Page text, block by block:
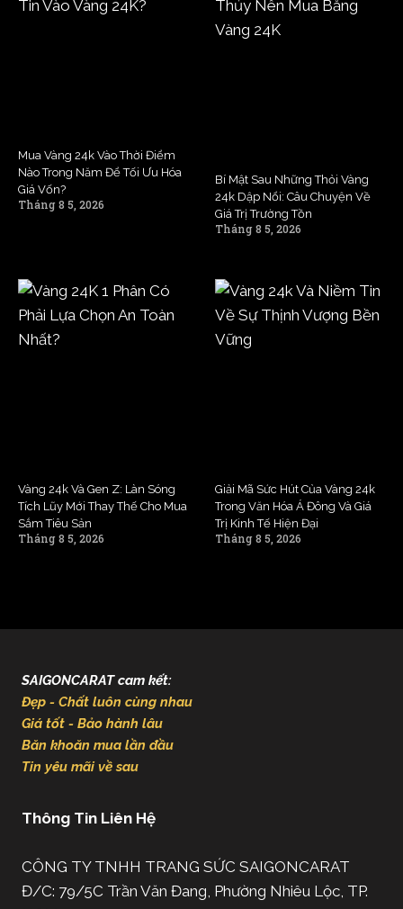
Mua Vàng 24k Vào Thời Điểm
Nào Trong Năm Để Tối Ưu Hóa
Giá Vốn?
Tháng 8 5, 2026
Bí Mật Sau Những Thỏi Vàng
24k Dập Nổi: Câu Chuyện Về
Giá Trị Trường Tồn
Tháng 8 5, 2026
Vàng 24k Và Gen Z: Làn Sóng
Tích Lũy Mới Thay Thế Cho Mua
Sắm Tiêu Sản
Tháng 8 5, 2026
Giải Mã Sức Hút Của Vàng 24k
Trong Văn Hóa Á Đông Và Giá
Trị Kinh Tế Hiện Đại
Tháng 8 5, 2026
SAIGONCARAT cam kết:
Đẹp - Chất luôn cùng nhau
Giá tốt - Bảo hành lâu
Băn khoăn mua lần đầu
Tin yêu mãi về sau
Thông Tin Liên Hệ
CÔNG TY TNHH TRANG SỨC SAIGONCARAT
Đ/C: 79/5C Trần Văn Đang, Phường Nhiêu Lộc, TP.